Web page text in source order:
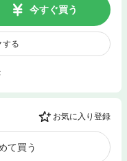
今すぐ買う
する
お気に入り登録
て買う